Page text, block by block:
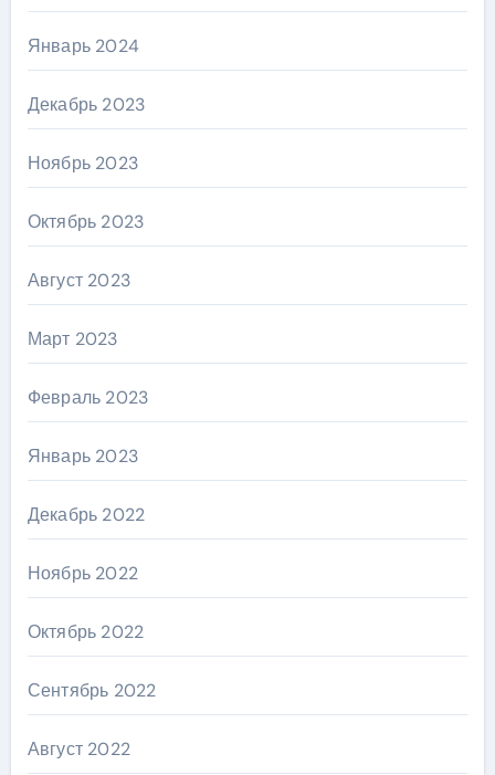
Январь 2024
Декабрь 2023
Ноябрь 2023
Октябрь 2023
Август 2023
Март 2023
Февраль 2023
Январь 2023
Декабрь 2022
Ноябрь 2022
Октябрь 2022
Сентябрь 2022
Август 2022